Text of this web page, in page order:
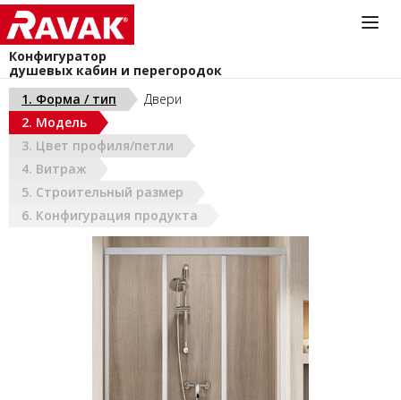
Конфигуратор
душевых кабин и перегородок
Информационная служба
044-383-40-40
Пн - Пт. 9.00 - 18.00
УКРАИНА (РУС)
1. Форма / тип
Двери
2. Модель
3. Цвет профиля/петли
4. Витраж
5. Строительный размер
6. Конфигурация продукта